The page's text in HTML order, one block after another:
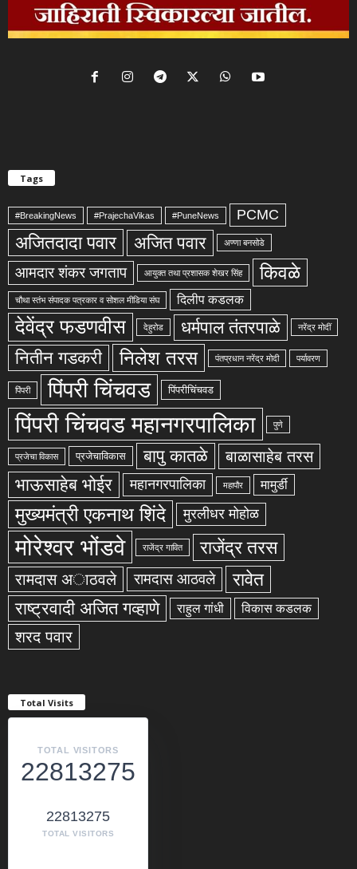
Tags
#BreakingNews #PrajechaVikas #PuneNews PCMC
अजितदादा पवार अजित पवार अण्णा बनसोडे
आमदार शंकर जगताप आयुक्त तथा प्रशासक शेखर सिंह किवळे
चौथा स्तंभ संपादक पत्रकार व सोशल मीडिया संघ दिलीप कडलक
देवेंद्र फडणवीस देहुरोड धर्मपाल तंतरपाळे नरेंद्र मोदीं
नितीन गडकरी निलेश तरस पंतप्रधान नरेंद्र मोदी पर्यावरण
पिंपरी पिंपरी चिंचवड पिंपरीचिंचवड
पिंपरी चिंचवड महानगरपालिका पुणे
प्रजेचा विकास प्रजेचाविकास बापु कातळे बाळासाहेब तरस
भाऊसाहेब भोईर महानगरपालिका महापौर मामुर्डी
मुख्यमंत्री एकनाथ शिंदे मुरलीधर मोहोळ
मोरेश्वर भोंडवे राजेंद्र गावित राजेंद्र तरस
रामदास अाठवले रामदास आठवले रावेत
राष्ट्रवादी अजित गव्हाणे राहुल गांधी विकास कडलक
शरद पवार
Total Visits
TOTAL VISITORS
22813275
22813275
TOTAL VISITORS